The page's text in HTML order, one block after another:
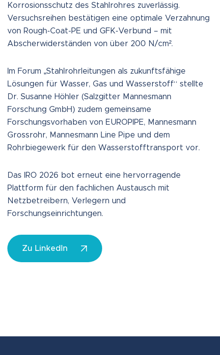
Korrosionsschutz des Stahlrohres zuverlässig.
Versuchsreihen bestätigen eine optimale Verzahnung
von Rough-Coat-PE und GFK-Verbund – mit
Abscherwiderständen von über 200 N/cm².
Im Forum „Stahlrohrleitungen als zukunftsfähige
Lösungen für Wasser, Gas und Wasserstoff“ stellte
Dr. Susanne Höhler (Salzgitter Mannesmann
Forschung GmbH) zudem gemeinsame
Forschungsvorhaben von EUROPIPE, Mannesmann
Grossrohr, Mannesmann Line Pipe und dem
Rohrbiegewerk für den Wasserstofftransport vor.
Das IRO 2026 bot erneut eine hervorragende
Plattform für den fachlichen Austausch mit
Netzbetreibern, Verlegern und
Forschungseinrichtungen.
Zu LinkedIn